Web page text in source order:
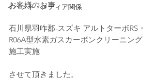
イベント・メディア関係
お客様のお車
石川県羽咋郡-スズキ アルトターボRS・
R06A型水素ガスカーボンクリーニング
施工実施
させて頂きました。